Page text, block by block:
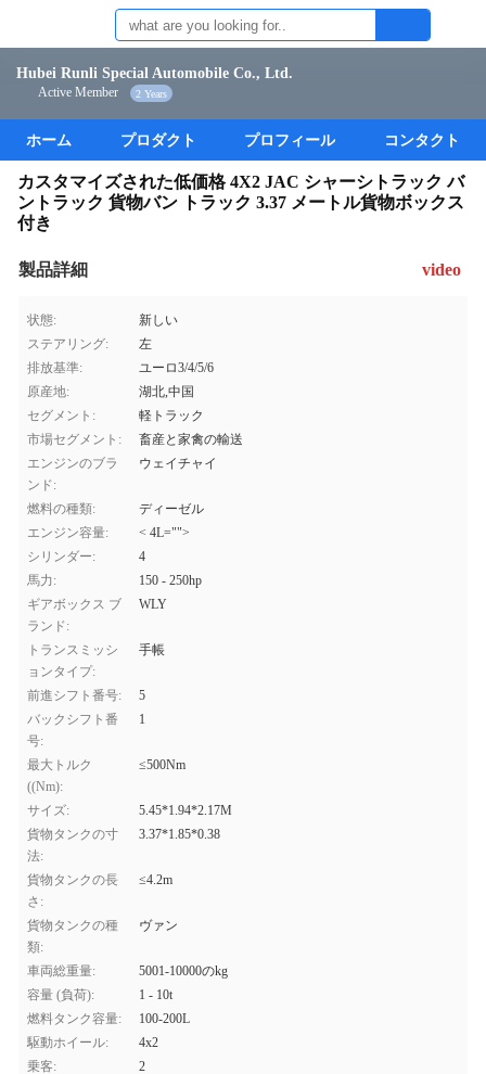
Hubei Runli Special Automobile Co., Ltd.
Active Member 2 Years
ホーム プロダクト プロフィール コンタクト
カスタマイズされた低価格 4X2 JAC シャーシトラック バ
ントラック 貨物バン トラック 3.37 メートル貨物ボックス
付き
製品詳細 video
状態:
新しい
ステアリング:
左
排放基準:
ユーロ3/4/5/6
原産地:
湖北,中国
セグメント:
軽トラック
市場セグメント:
畜産と家禽の輸送
エンジンのブラ
ンド:
ウェイチャイ
燃料の種類:
ディーゼル
エンジン容量:
< 4L="">
シリンダー:
4
馬力:
150 - 250hp
ギアボックス ブ
ランド:
WLY
トランスミッシ
ョンタイプ:
手帳
前進シフト番号:
5
バックシフト番
号:
1
最大トルク
((Nm):
≤500Nm
サイズ:
5.45*1.94*2.17M
貨物タンクの寸
法:
3.37*1.85*0.38
貨物タンクの長
さ:
≤4.2m
貨物タンクの種
類:
ヴァン
車両総重量:
5001-10000のkg
容量 (負荷):
1 - 10t
燃料タンク容量:
100-200L
駆動ホイール:
4x2
乗客:
2